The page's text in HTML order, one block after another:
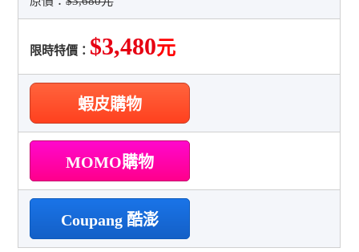
限時特價： $3,480元
蝦皮購物
MOMO購物
Coupang 酷澎